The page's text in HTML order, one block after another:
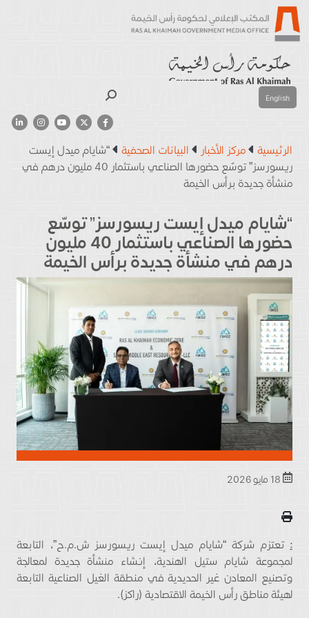
English
الرئيسية مركز الأخبار البيانات الصحفية
“شايام ميدل إيست
ريسورسز” توسّع حضورها الصناعي باستثمار 40 مليون درهم في
منشأة جديدة برأس الخيمة
“شايام ميدل إيست ريسورسز” توسّع
حضورها الصناعي باستثمار 40 مليون
درهم في منشأة جديدة برأس الخيمة
: تعتزم شركة “شايام ميدل إيست ريسورسز ش.م.ح”، التابعة
لمجموعة شايام ستيل الهندية، إنشاء منشأة جديدة لمعالجة
وتصنيع المعادن غير الحديدية في منطقة الغيل الصناعية التابعة
لهيئة مناطق رأس الخيمة الاقتصادية (راكز).